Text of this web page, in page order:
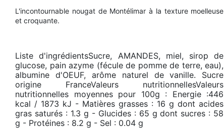
L'incontournable nougat de Montélimar à la texture moelleuse
et croquante.
Liste d'ingrédientsSucre, AMANDES, miel, sirop de
glucose, pain azyme (fécule de pomme de terre, eau),
albumine d'OEUF, arôme naturel de vanille. Sucre
origine FranceValeurs nutritionnellesValeurs
nutritionnelles moyennes pour 100g : Energie :446
kcal / 1873 kJ - Matières grasses : 16 g dont acides
gras saturés : 1.3 g - Glucides : 65 g dont sucres : 58
g - Protéines : 8.2 g - Sel : 0.04 g